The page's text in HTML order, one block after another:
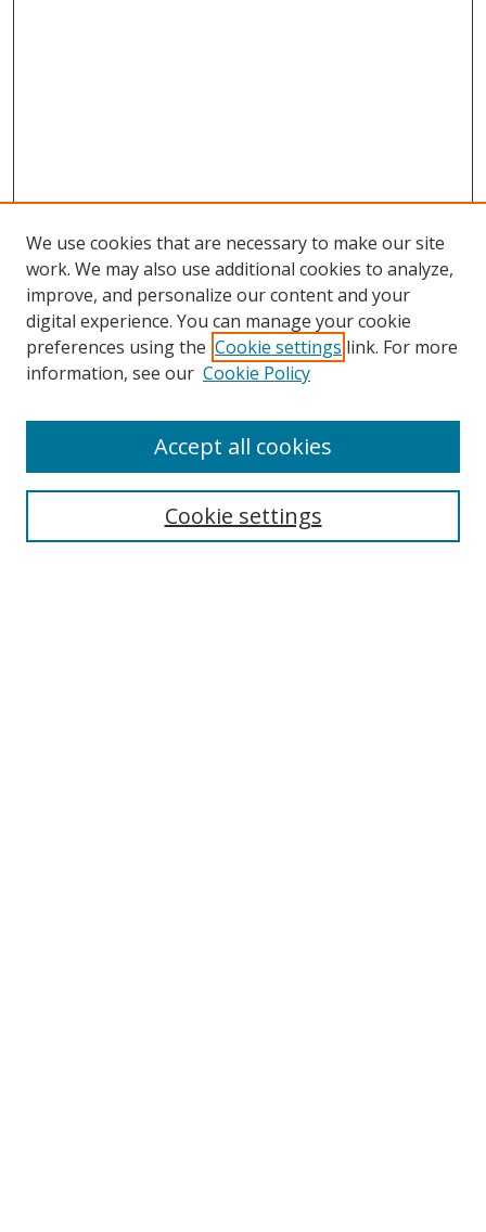
Search
Select context to search:
We use cookies that are necessary to make our site
work. We may also use additional cookies to analyze,
improve, and personalize our content and your
digital experience. You can manage your cookie
preferences using the Cookie settings link. For more
information, see our Cookie Policy
Cookie settings
Accept all cookies